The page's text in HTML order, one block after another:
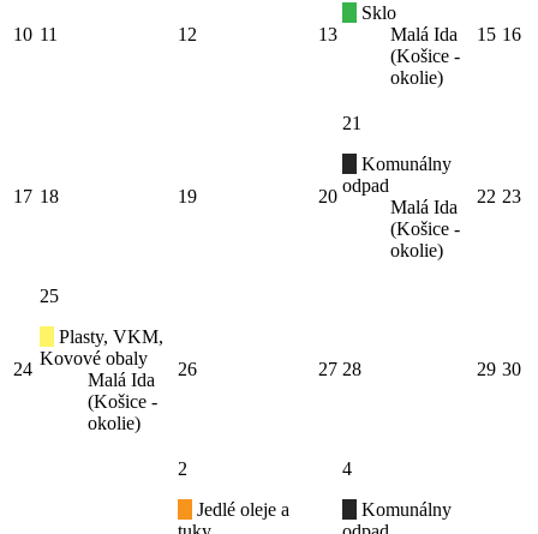
10 11 12 13
Sklo
Malá Ida
(Košice -
okolie)
15 16
17 18 19 20
21
Komunálny
odpad
Malá Ida
(Košice -
okolie)
22 23
24
25
Plasty, VKM,
Kovové obaly
Malá Ida
(Košice -
okolie)
26 27 28 29 30
2
Jedlé oleje a
4
Komunálny